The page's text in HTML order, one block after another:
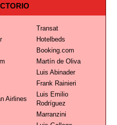
Transat
Hotelbeds
Booking.com
Martín de Oliva
Luis Abinader
Frank Rainieri
Airlines
Luis Emilio
Rodríguez
Marranzini